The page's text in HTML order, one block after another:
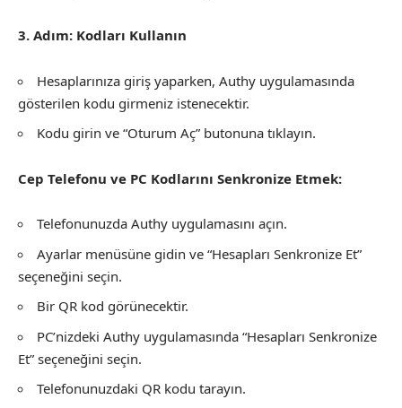
3. Adım: Kodları Kullanın
Hesaplarınıza giriş yaparken, Authy uygulamasında
gösterilen kodu girmeniz istenecektir.
Kodu girin ve “Oturum Aç” butonuna tıklayın.
Cep Telefonu ve PC Kodlarını Senkronize Etmek:
Telefonunuzda Authy uygulamasını açın.
Ayarlar menüsüne gidin ve “Hesapları Senkronize Et”
seçeneğini seçin.
Bir QR kod görünecektir.
PC’nizdeki Authy uygulamasında “Hesapları Senkronize
Et” seçeneğini seçin.
Telefonunuzdaki QR kodu tarayın.